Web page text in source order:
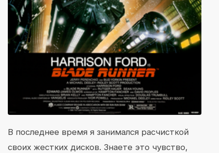
В последнее время я занимался расчисткой
своих жестких дисков. Знаете это чувство,